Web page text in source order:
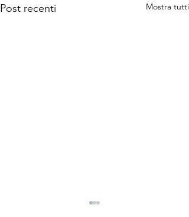
Post recenti Mostra tutti